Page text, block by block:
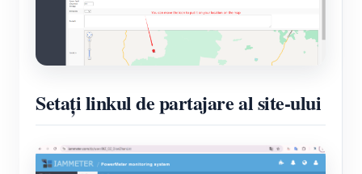
Setați linkul de partajare al site-ului